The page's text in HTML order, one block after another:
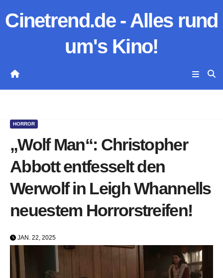
Inhalt
Cinetrend.de - Alles rund
um's Kino!
HORROR
„Wolf Man“: Christopher
Abbott entfesselt den
Werwolf in Leigh Whannells
neuestem Horrorstreifen!
JAN. 22, 2025